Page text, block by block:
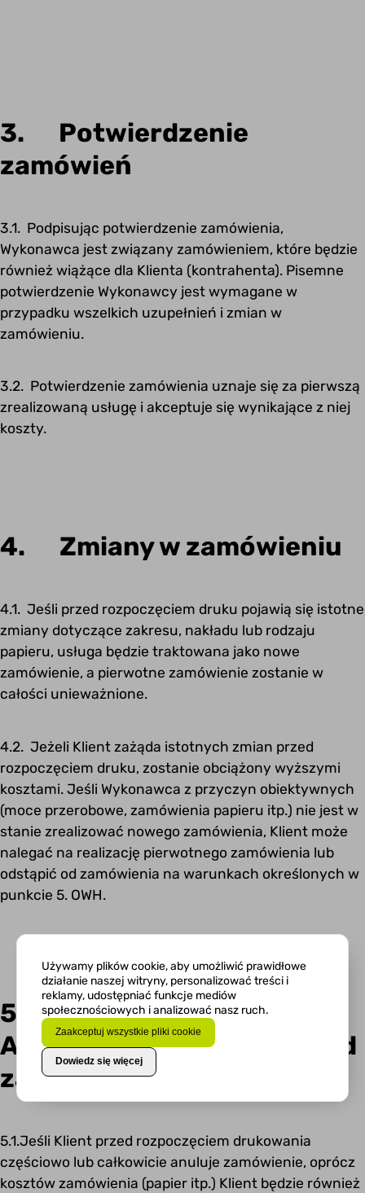
Używamy plików cookie, aby umożliwić prawidłowe
działanie naszej witryny, personalizować treści i
reklamy, udostępniać funkcje mediów
społecznościowych i analizować nasz ruch.
Zaakceptuj wszystkie pliki cookie
Dowiedz się więcej
3. Potwierdzenie
zamówień
3.1. Podpisując potwierdzenie zamówienia,
Wykonawca jest związany zamówieniem, które będzie
również wiążące dla Klienta (kontrahenta). Pisemne
potwierdzenie Wykonawcy jest wymagane w
przypadku wszelkich uzupełnień i zmian w
zamówieniu.
3.2. Potwierdzenie zamówienia uznaje się za pierwszą
zrealizowaną usługę i akceptuje się wynikające z niej
koszty.
4. Zmiany w zamówieniu
4.1. Jeśli przed rozpoczęciem druku pojawią się istotne
zmiany dotyczące zakresu, nakładu lub rodzaju
papieru, usługa będzie traktowana jako nowe
zamówienie, a pierwotne zamówienie zostanie w
całości unieważnione.
4.2. Jeżeli Klient zażąda istotnych zmian przed
rozpoczęciem druku, zostanie obciążony wyższymi
kosztami. Jeśli Wykonawca z przyczyn obiektywnych
(moce przerobowe, zamówienia papieru itp.) nie jest w
stanie zrealizować nowego zamówienia, Klient może
nalegać na realizację pierwotnego zamówienia lub
odstąpić od zamówienia na warunkach określonych w
punkcie 5. OWH.
5.
Anulowanie/odstąpienie od
zamówienia
5.1.Jeśli Klient przed rozpoczęciem drukowania
częściowo lub całkowicie anuluje zamówienie, oprócz
kosztów zamówienia (papier itp.) Klient będzie również